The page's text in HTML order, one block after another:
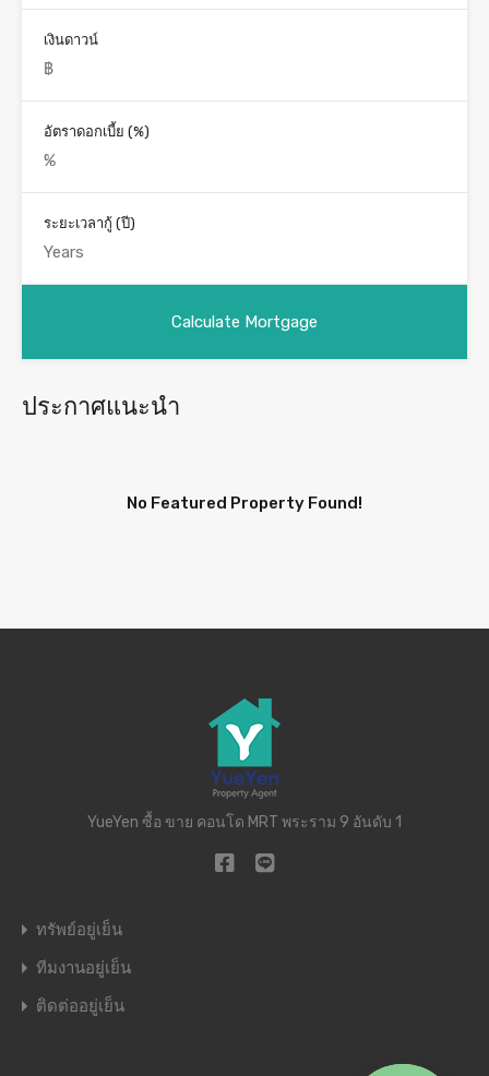
เงินดาวน์
อัตราดอกเบี้ย (%)
ระยะเวลากู้ (ปี)
ประกาศแนะนำ
No Featured Property Found!
YueYen ซื้อ ขาย คอนโด MRT พระราม 9 อันดับ 1
ทรัพย์อยู่เย็น
ทีมงานอยู่เย็น
ติดต่ออยู่เย็น